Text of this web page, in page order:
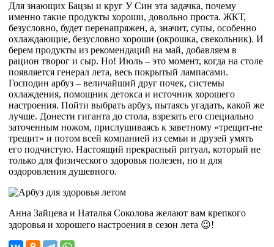
Для знающих Бацзы и круг У Син эта задачка, почему
именно такие продукты хороши, довольно проста. ЖКТ,
безусловно, будет перенапряжен, а, значит, супы, особенно
охлаждающие, безусловно хороши (окрошка, свекольник). И
берем продукты из рекомендаций на май, добавляем в
рацион творог и сыр. Но! Июль – это момент, когда на столе
появляется генерал лета, весь покрытый лампасами.
Господин арбуз – величайший друг почек, системы
охлаждения, помощник детокса и источник хорошего
настроения. Пойти выбрать арбуз, пытаясь угадать, какой же
лучше. Донести гиганта до стола, взрезать его специально
заточенным ножом, прислушиваясь к заветному «трещит-не
трещит» и потом всей компанией из семьи и друзей умять
его подчистую. Настоящий прекрасный ритуал, который не
только для физического здоровья полезен, но и для
оздоровления душевного.
Анна Зайцева и Наталья Соколова желают вам крепкого
здоровья и хорошего настроения в сезон лета 😉!